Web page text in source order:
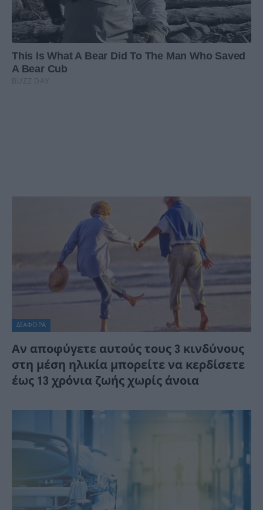
ΔΙΆΦΟΡΑ
Αν αποφύγετε αυτούς τους 3 κινδύνους
στη μέση ηλικία μπορείτε να κερδίσετε
έως 13 χρόνια ζωής χωρίς άνοια